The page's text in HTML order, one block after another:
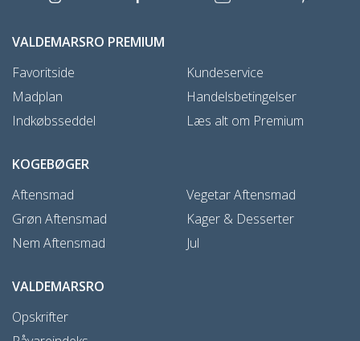
VALDEMARSRO PREMIUM
Favoritside
Madplan
Indkøbsseddel
Kundeservice
Handelsbetingelser
Læs alt om Premium
KOGEBØGER
Aftensmad
Grøn Aftensmad
Nem Aftensmad
Vegetar Aftensmad
Kager & Desserter
Jul
VALDEMARSRO
Opskrifter